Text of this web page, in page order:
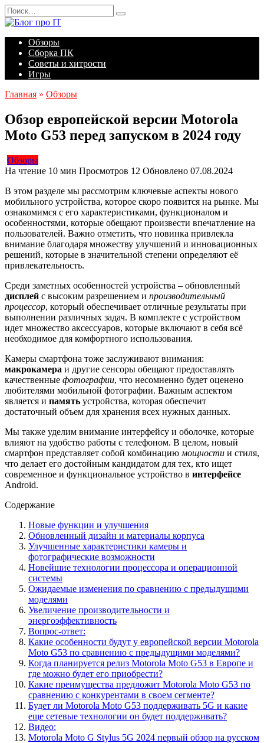
Перейти
к
содержанию
Search
for:
Обзоры
Сборка ПК
Советы и хитрости
Игры
Главная » Обзоры
Обзор европейской версии Motorola
Moto G53 перед запуском в 2024 году
Обзоры
На чтение 10 мин Просмотров 12 Обновлено 07.08.2024
В этом разделе мы рассмотрим ключевые аспекты нового
мобильного устройства, которое скоро появится на рынке. Мы
ознакомимся с его характеристиками, функционалом и
особенностями, которые обещают произвести впечатление на
пользователей. Важно отметить, что новинка привлекла
внимание благодаря множеству улучшений и инновационных
решений, которые в значительной степени определяют её
привлекательность.
Среди заметных особенностей устройства – обновленный
дисплей с высоким разрешением и производительный
процессор, который обеспечивает отличные результаты при
выполнении различных задач. В комплекте с устройством
идет множество аксессуаров, которые включают в себя всё
необходимое для комфортного использования.
Камеры смартфона тоже заслуживают внимания:
макрокамера и другие сенсоры обещают предоставлять
качественные фотографии, что несомненно будет оценено
любителями мобильной фотографии. Важным аспектом
является и память устройства, которая обеспечит
достаточный объем для хранения всех нужных данных.
Мы также уделим внимание интерфейсу и оболочке, которые
влияют на удобство работы с телефоном. В целом, новый
смартфон представляет собой комбинацию мощности и стиля,
что делает его достойным кандидатом для тех, кто ищет
современное и функциональное устройство в интерфейсе
Android.
Содержание
Новые функции и улучшения
Обновленный дизайн и материалы корпуса
Улучшенные характеристики камеры и
фотографические возможности
Новейшие технологии процессора и операционной
системы
Ожидаемые изменения по сравнению с предыдущими
моделями
Увеличение производительности и
энергоэффективность
Вопрос-ответ:
Какие особенности будут у европейской версии Motorola
Moto G53 по сравнению с предыдущими моделями?
Когда планируется релиз Motorola Moto G53 в Европе и
где можно будет его приобрести?
Какие преимущества предложит Motorola Moto G53 по
сравнению с конкурентами в своем сегменте?
Будет ли Motorola Moto G53 поддерживать 5G и какие
еще сетевые технологии он будет поддерживать?
Видео:
Motorola Moto G Stylus 5G 2024 первый обзор на русском